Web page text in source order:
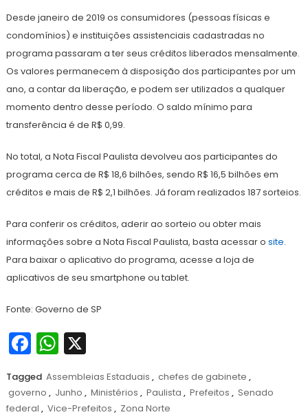
Desde janeiro de 2019 os consumidores (pessoas físicas e
condomínios) e instituições assistenciais cadastradas no
programa passaram a ter seus créditos liberados mensalmente.
Os valores permanecem à disposição dos participantes por um
ano, a contar da liberação, e podem ser utilizados a qualquer
momento dentro desse período. O saldo mínimo para
transferência é de R$ 0,99.
No total, a Nota Fiscal Paulista devolveu aos participantes do
programa cerca de R$ 18,6 bilhões, sendo R$ 16,5 bilhões em
créditos e mais de R$ 2,1 bilhões. Já foram realizados 187 sorteios.
Para conferir os créditos, aderir ao sorteio ou obter mais
informações sobre a Nota Fiscal Paulista, basta acessar o site.
Para baixar o aplicativo do programa, acesse a loja de
aplicativos de seu smartphone ou tablet.
Fonte: Governo de SP
Facebook
WhatsApp
X
Tagged Assembleias Estaduais , chefes de gabinete ,
governo , Junho , Ministérios , Paulista , Prefeitos , Senado
federal , Vice-Prefeitos , Zona Norte